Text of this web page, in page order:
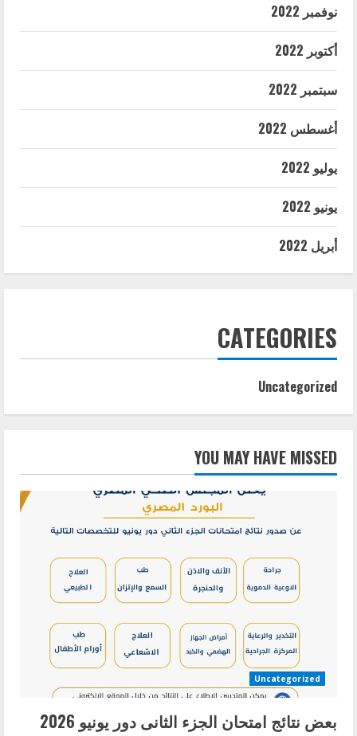
نوفمبر 2022
أكتوبر 2022
سبتمبر 2022
أغسطس 2022
يوليو 2022
يونيو 2022
أبريل 2022
CATEGORIES
Uncategorized
YOU MAY HAVE MISSED
Uncategorized
بعض نتائج امتحان الجزء الثانى دور يونيو 2026